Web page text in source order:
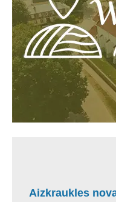
Aizkraukles